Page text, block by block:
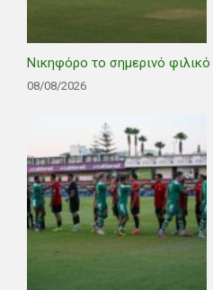
Νικηφόρο το σημερινό φιλικό
08/08/2026